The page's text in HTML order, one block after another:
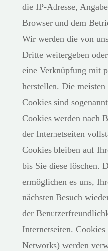
die IP-Adresse,
Browser und dem
Wir werden die von
Dritte weitergeben
eine Verknüpfung mit
herstellen. Die meisten
Cookies sind
Cookies werden nach
der Internetseiten
Cookies bleiben auf
bis Sie diese löschen.
ermöglichen es uns,
nächsten Besuch
der
Internetseiten.
Networks) werden